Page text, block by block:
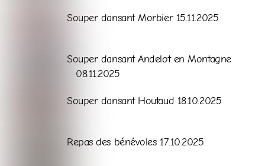
Souper dansant Morbier 15.11.2025
Souper dansant Andelot en Montagne
08.11.2025
Souper dansant Houtaud 18.10.2025
Galerie
Repas des bénévoles 17.10.2025